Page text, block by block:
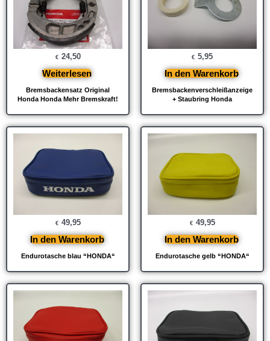
Bremsbackensatz Original
Honda Honda Mehr Bremskraft!
€ 24,50
Weiterlesen
Bremsbackenverschleißanzeige
+ Staubring Honda
€ 5,95
In den Warenkorb
Endurotasche blau “HONDA“
€ 49,95
In den Warenkorb
Endurotasche gelb “HONDA“
€ 49,95
In den Warenkorb